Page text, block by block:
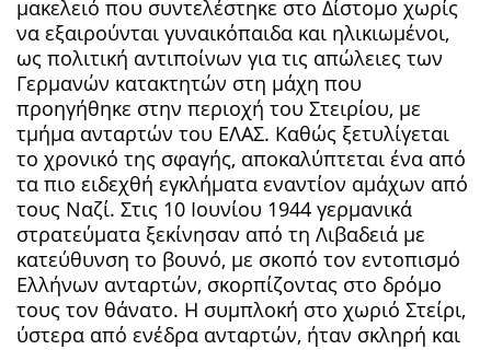
μακελειό που συντελέστηκε στο Δίστομο χωρίς
να εξαιρούνται γυναικόπαιδα και ηλικιωμένοι,
ως πολιτική αντιποίνων για τις απώλειες των
Γερμανών κατακτητών στη μάχη που
προηγήθηκε στην περιοχή του Στειρίου, με
τμήμα ανταρτών του ΕΛΑΣ. Καθώς ξετυλίγεται
το χρονικό της σφαγής, αποκαλύπτεται ένα από
τα πιο ειδεχθή εγκλήματα εναντίον αμάχων από
τους Ναζί. Στις 10 Ιουνίου 1944 γερμανικά
στρατεύματα ξεκίνησαν από τη Λιβαδειά με
κατεύθυνση το βουνό, με σκοπό τον εντοπισμό
Ελλήνων ανταρτών, σκορπίζοντας στο δρόμο
τους τον θάνατο. Η συμπλοκή στο χωριό Στείρι,
ύστερα από ενέδρα ανταρτών, ήταν σκληρή και